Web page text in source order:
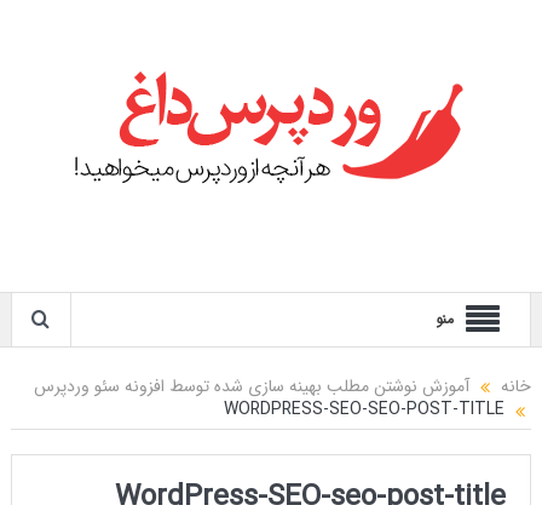
منو
خانه
آموزش نوشتن مطلب بهینه سازی شده توسط افزونه سئو وردپرس
WORDPRESS-SEO-SEO-POST-TITLE